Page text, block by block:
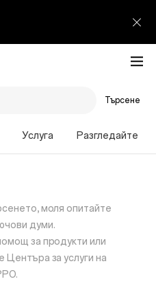
Търсене
Услуга Разгледайте
моля опитайте
думи.
за продукти или
Центъра за услуги на